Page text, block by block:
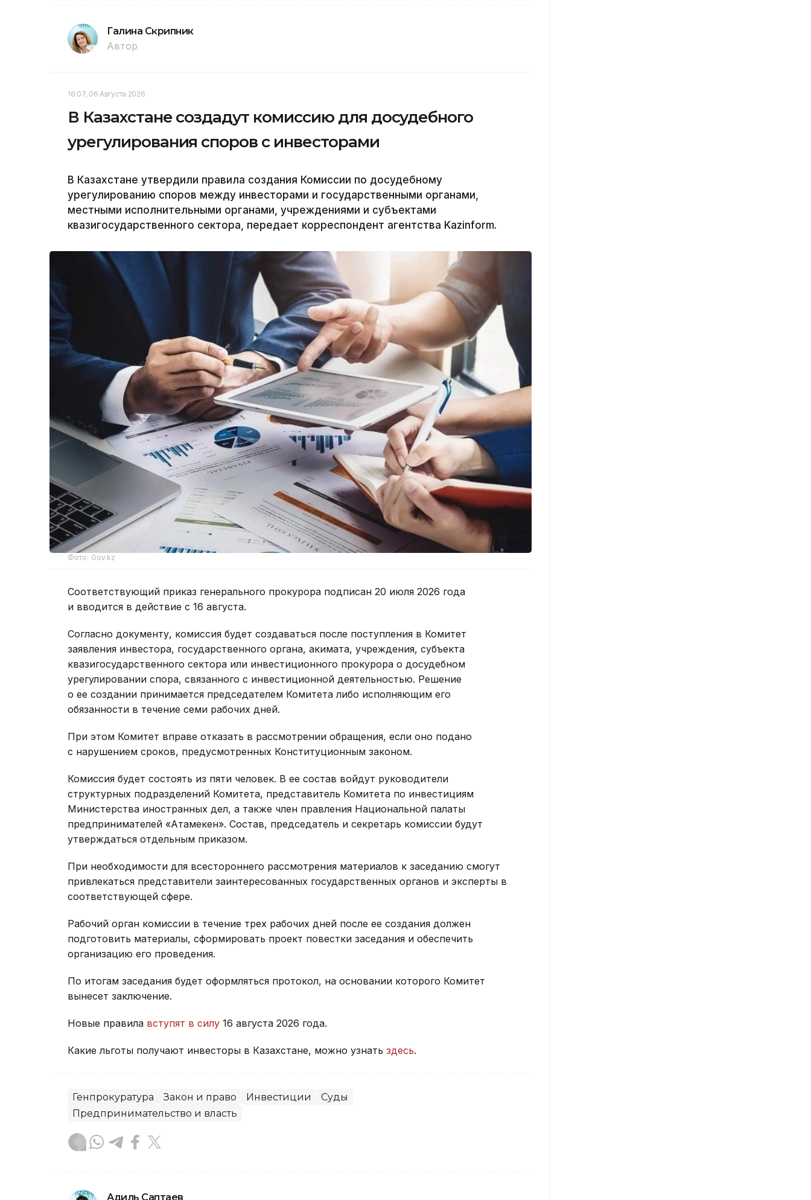
Галина Скрипник
Автор
16:07, 06 Августа 2026
В Казахстане создадут комиссию для досудебного
урегулирования споров с инвесторами
В Казахстане утвердили правила создания Комиссии по досудебному
урегулированию споров между инвесторами и государственными органами,
местными исполнительными органами, учреждениями и субъектами
квазигосударственного сектора, передает корреспондент агентства Kazinform.
Фото: Gov.kz
Соответствующий приказ генерального прокурора подписан 20 июля 2026 года
и вводится в действие с 16 августа.
Согласно документу, комиссия будет создаваться после поступления в Комитет
заявления инвестора, государственного органа, акимата, учреждения, субъекта
квазигосударственного сектора или инвестиционного прокурора о досудебном
урегулировании спора, связанного с инвестиционной деятельностью. Решение
о ее создании принимается председателем Комитета либо исполняющим его
обязанности в течение семи рабочих дней.
При этом Комитет вправе отказать в рассмотрении обращения, если оно подано
с нарушением сроков, предусмотренных Конституционным законом.
Комиссия будет состоять из пяти человек. В ее состав войдут руководители
структурных подразделений Комитета, представитель Комитета по инвестициям
Министерства иностранных дел, а также член правления Национальной палаты
предпринимателей «Атамекен». Состав, председатель и секретарь комиссии будут
утверждаться отдельным приказом.
При необходимости для всестороннего рассмотрения материалов к заседанию смогут
привлекаться представители заинтересованных государственных органов и эксперты в
соответствующей сфере.
Рабочий орган комиссии в течение трех рабочих дней после ее создания должен
подготовить материалы, сформировать проект повестки заседания и обеспечить
организацию его проведения.
По итогам заседания будет оформляться протокол, на основании которого Комитет
вынесет заключение.
Новые правила вступят в силу 16 августа 2026 года.
Какие льготы получают инвесторы в Казахстане, можно узнать здесь.
Генпрокуратура Закон и право Инвестиции
Суды
Предпринимательство и власть
Адиль Саптаев